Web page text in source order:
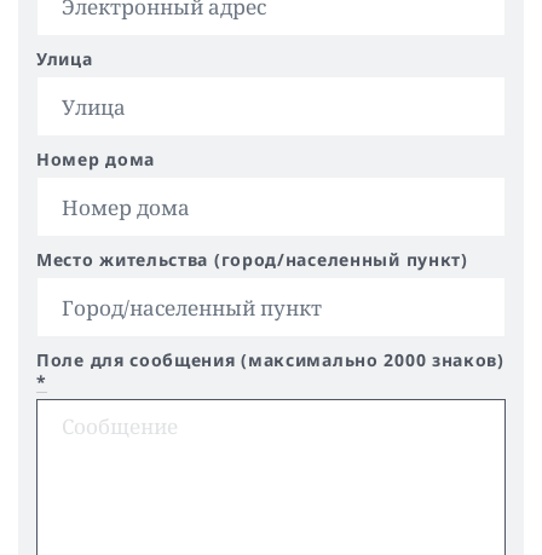
Улица
Номер дома
Место жительства (город/населенный пункт)
Поле для сообщения (максимально 2000 знаков)
*